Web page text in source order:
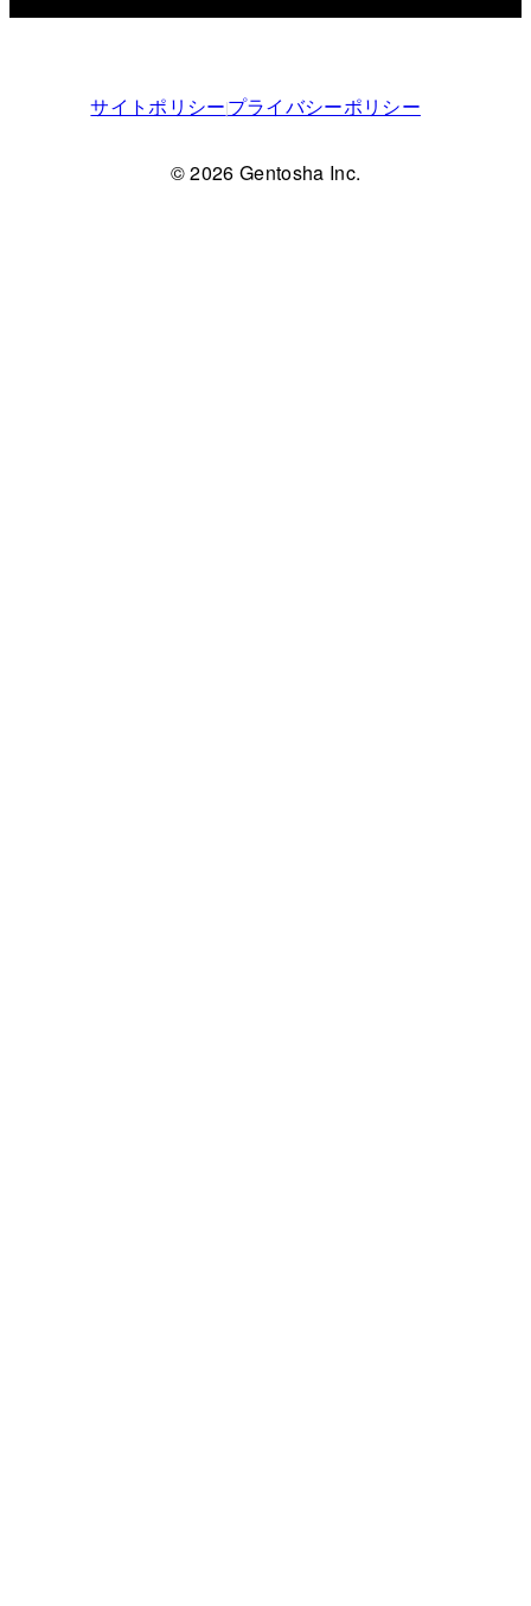
サイトポリシープライバシーポリシー
© 2026 Gentosha Inc.